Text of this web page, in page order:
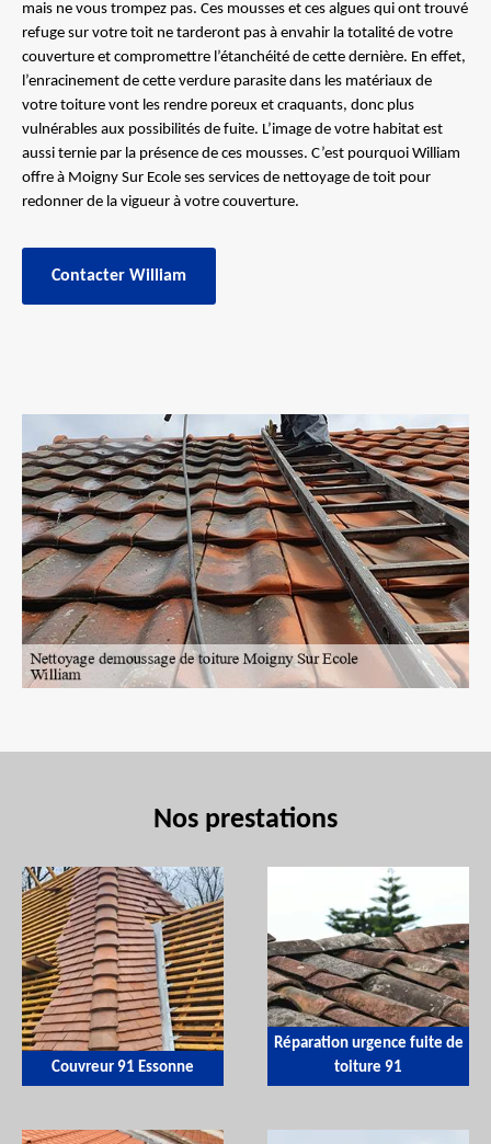
mais ne vous trompez pas. Ces mousses et ces algues qui ont trouvé
refuge sur votre toit ne tarderont pas à envahir la totalité de votre
couverture et compromettre l’étanchéité de cette dernière. En effet,
l’enracinement de cette verdure parasite dans les matériaux de
votre toiture vont les rendre poreux et craquants, donc plus
vulnérables aux possibilités de fuite. L’image de votre habitat est
aussi ternie par la présence de ces mousses. C’est pourquoi William
offre à Moigny Sur Ecole ses services de nettoyage de toit pour
redonner de la vigueur à votre couverture.
Contacter William
Nos prestations
Couvreur 91 Essonne
Réparation urgence fuite de
toiture 91